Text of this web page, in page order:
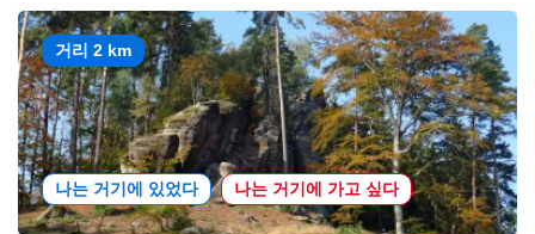
거리 2 km
나는 거기에 있었다 나는 거기에 가고 싶다